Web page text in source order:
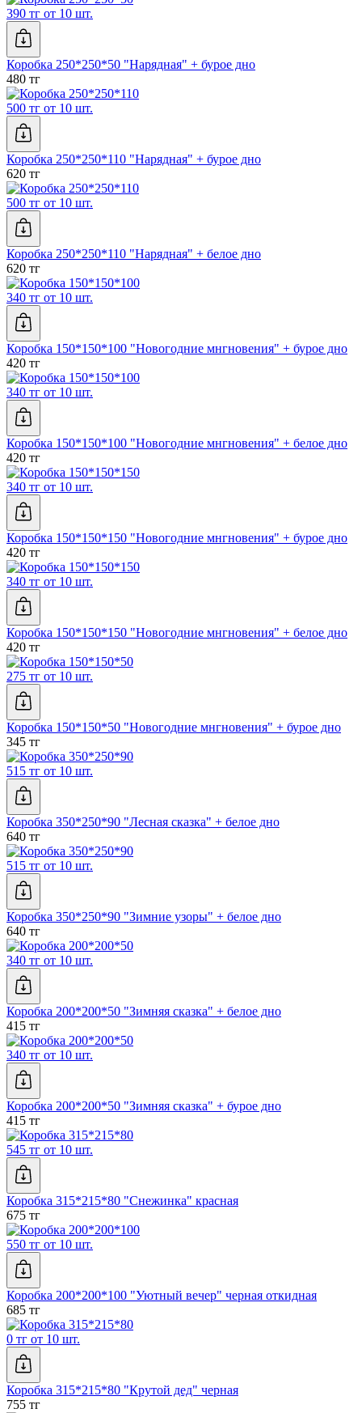
390 тг от 10 шт.
Коробка 250*250*50 "Нарядная" + бурое дно
480 тг
500 тг от 10 шт.
Коробка 250*250*110 "Нарядная" + бурое дно
620 тг
500 тг от 10 шт.
Коробка 250*250*110 "Нарядная" + белое дно
620 тг
340 тг от 10 шт.
Коробка 150*150*100 "Новогодние мнгновения" + бурое дно
420 тг
340 тг от 10 шт.
Коробка 150*150*100 "Новогодние мнгновения" + белое дно
420 тг
340 тг от 10 шт.
Коробка 150*150*150 "Новогодние мнгновения" + бурое дно
420 тг
340 тг от 10 шт.
Коробка 150*150*150 "Новогодние мнгновения" + белое дно
420 тг
275 тг от 10 шт.
Коробка 150*150*50 "Новогодние мнгновения" + бурое дно
345 тг
515 тг от 10 шт.
Коробка 350*250*90 "Лесная сказка" + белое дно
640 тг
515 тг от 10 шт.
Коробка 350*250*90 "Зимние узоры" + белое дно
640 тг
340 тг от 10 шт.
Коробка 200*200*50 "Зимняя сказка" + белое дно
415 тг
340 тг от 10 шт.
Коробка 200*200*50 "Зимняя сказка" + бурое дно
415 тг
545 тг от 10 шт.
Коробка 315*215*80 "Снежинка" красная
675 тг
550 тг от 10 шт.
Коробка 200*200*100 "Уютный вечер" черная откидная
685 тг
0 тг от 10 шт.
Коробка 315*215*80 "Крутой дед" черная
755 тг